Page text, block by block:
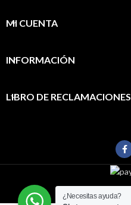
MI CUENTA
INFORMACIÓN
LIBRO DE RECLAMACIONES
2022
¿Necesitas ayuda?